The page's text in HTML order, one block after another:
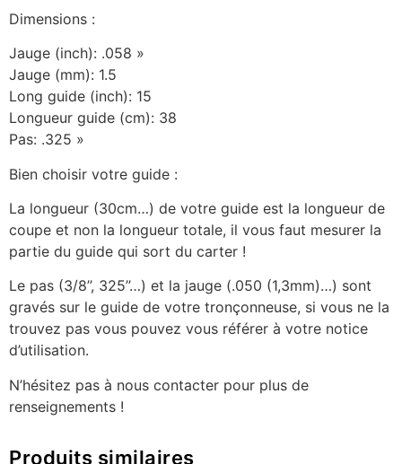
Dimensions :
Jauge (inch): .058 »
Jauge (mm): 1.5
Long guide (inch): 15
Longueur guide (cm): 38
Pas: .325 »
Bien choisir votre guide :
La longueur (30cm…) de votre guide est la longueur de
coupe et non la longueur totale, il vous faut mesurer la
partie du guide qui sort du carter !
Le pas (3/8’’, 325’’…) et la jauge (.050 (1,3mm)…) sont
gravés sur le guide de votre tronçonneuse, si vous ne la
trouvez pas vous pouvez vous référer à votre notice
d’utilisation.
N’hésitez pas à nous contacter pour plus de
renseignements !
Produits similaires